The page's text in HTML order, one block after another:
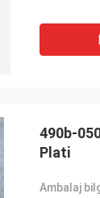
490b-
Plati
Ambalaj